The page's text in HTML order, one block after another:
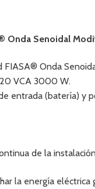
Onda Senoidal
Onda
VCA 3000 W.
entrada (batería) y
de la
la energía